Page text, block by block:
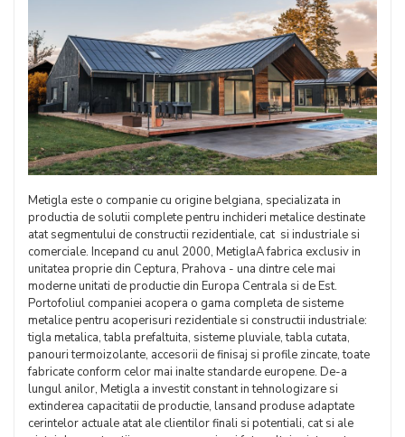
Metigla este o companie cu origine belgiana, specializata in
productia de solutii complete pentru inchideri metalice destinate
atat segmentului de constructii rezidentiale, cat si industriale si
comerciale. Incepand cu anul 2000, MetiglaA fabrica exclusiv in
unitatea proprie din Ceptura, Prahova - una dintre cele mai
moderne unitati de productie din Europa Centrala si de Est.
Portofoliul companiei acopera o gama completa de sisteme
metalice pentru acoperisuri rezidentiale si constructii industriale:
tigla metalica, tabla prefaltuita, sisteme pluviale, tabla cutata,
panouri termoizolante, accesorii de finisaj si profile zincate, toate
fabricate conform celor mai inalte standarde europene. De-a
lungul anilor, Metigla a investit constant in tehnologizare si
extinderea capacitatii de productie, lansand produse adaptate
cerintelor actuale atat ale clientilor finali si potentiali, cat si ale